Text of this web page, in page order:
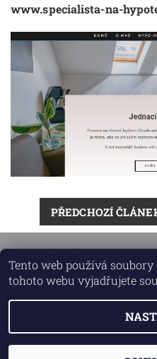
www.specialista-na-
PŘEDCHOZÍ
MANDLA |
2026 © EPARŤÁK - manažer
práva
Tento web používá
tohoto webu vyjadřujete